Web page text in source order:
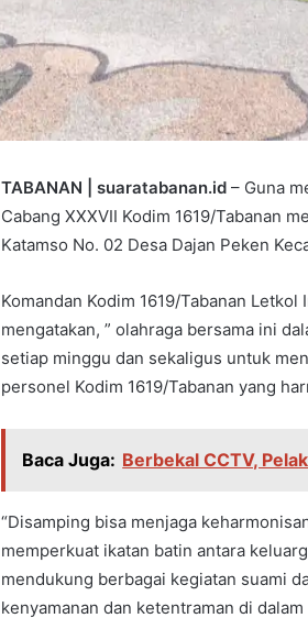
TABANAN | suaratabanan.id – Guna
Cabang XXXVII Kodim 1619/Tabanan
Katamso No. 02 Desa Dajan Peken
Komandan Kodim 1619/Tabanan
mengatakan, ” olahraga bersama ini
setiap minggu dan sekaligus untuk
personel Kodim 1619/Tabanan yang
Baca Juga: Berbekal CCTV,
“Disamping bisa menjaga
memperkuat ikatan batin antara
mendukung berbagai kegiatan suami
kenyamanan dan ketentraman di